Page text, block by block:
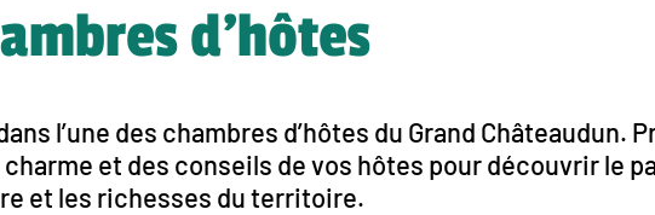
d’hôtes
l’une des chambres d’hôtes du Grand Châteaudun.
et des conseils de vos hôtes pour découvrir le
et les richesses du territoire.